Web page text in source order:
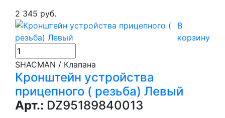
2 345 руб.
В
корзину
SHACMAN / Клапана
Кронштейн устройства
прицепного ( резьба) Левый
Арт.: DZ95189840013